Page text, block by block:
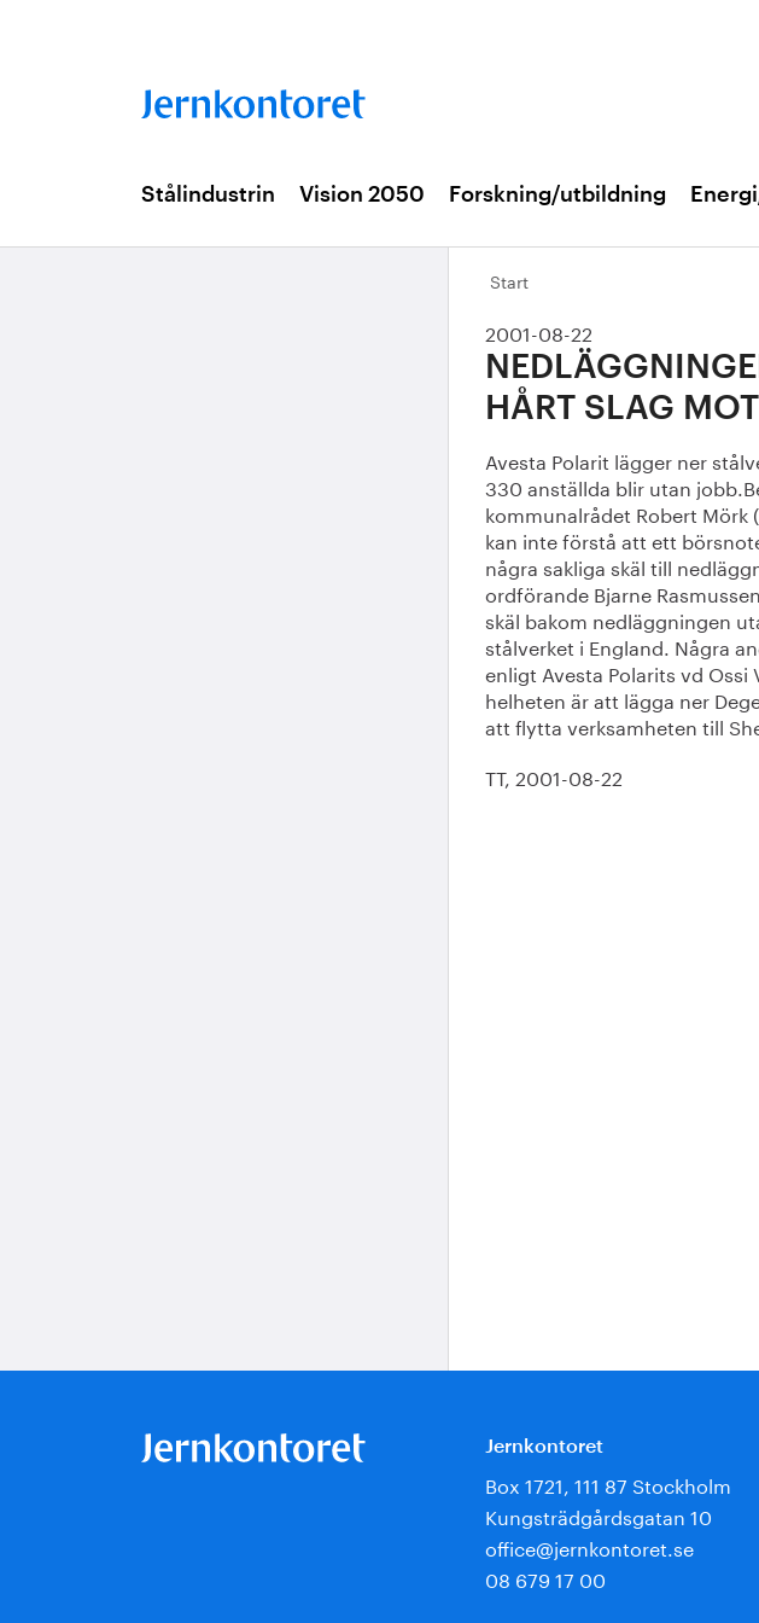
Stålindustrin Vision 2050 Forskning/utbildning
Start
2001-08-22
HÅRT SLAG
Avesta Polarit lägger ner
330 anställda blir utan
kommunalrådet Robert
kan inte förstå att ett
några sakliga skäl till
ordförande Bjarne
skäl bakom nedläggningen
stålverket i England. Några
enligt Avesta Polarits vd
helheten är att lägga ner
att flytta verksamheten till
TT, 2001-08-22
Jernkontoret
Box 1721, 111 87 Stockholm
Kungsträdgårdsgatan 10
office@jernkontoret.se
08 679 17 00